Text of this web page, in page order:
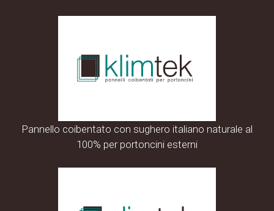
Pannello coibentato con sughero italiano naturale al
100% per portoncini esterni